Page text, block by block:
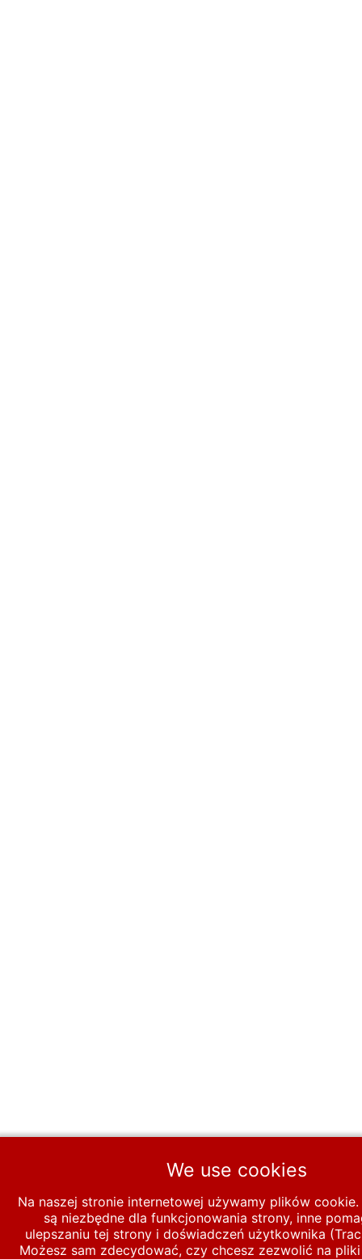
We use cookies
Na naszej stronie internetowej używamy plików
są niezbędne dla funkcjonowania strony, inne
ulepszaniu tej strony i doświadczeń użytkownika
Możesz sam zdecydować, czy chcesz zezwolić na